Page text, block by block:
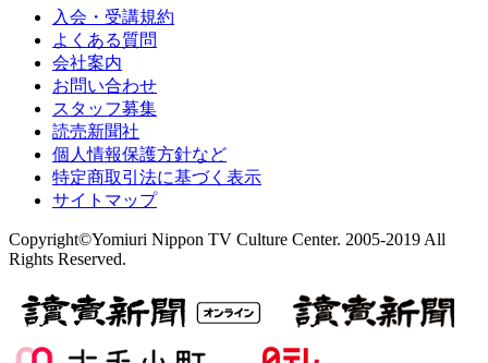
入会・受講規約
よくある質問
会社案内
お問い合わせ
スタッフ募集
読売新聞社
個人情報保護方針など
特定商取引法に基づく表示
サイトマップ
Copyright©Yomiuri Nippon TV Culture Center. 2005-2019 All
Rights Reserved.